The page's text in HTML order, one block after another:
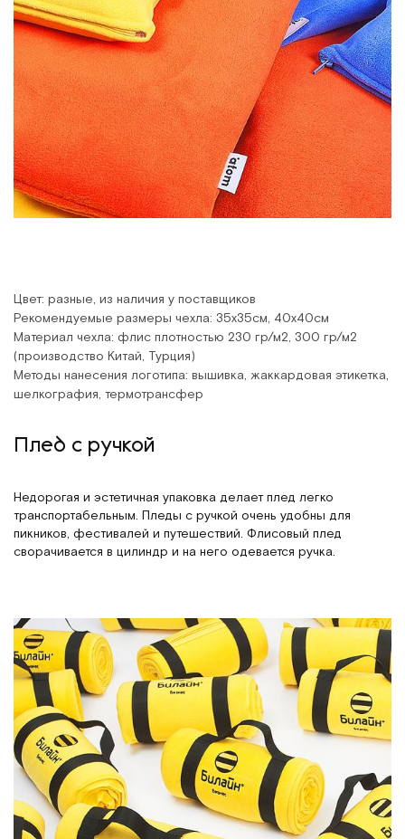
Цвет: разные, из наличия у поставщиков
Рекомендуемые размеры чехла: 35x35см, 40x40см
Материал чехла: флис плотностью 230 гр/м2, 300 гр/м2
(производство Китай, Турция)
Методы нанесения логотипа: вышивка, жаккардовая этикетка,
шелкография, термотрансфер
Плед с ручкой
Недорогая и эстетичная упаковка делает плед легко
транспортабельным. Пледы с ручкой очень удобны для
пикников, фестивалей и путешествий. Флисовый плед
сворачивается в цилиндр и на него одевается ручка.